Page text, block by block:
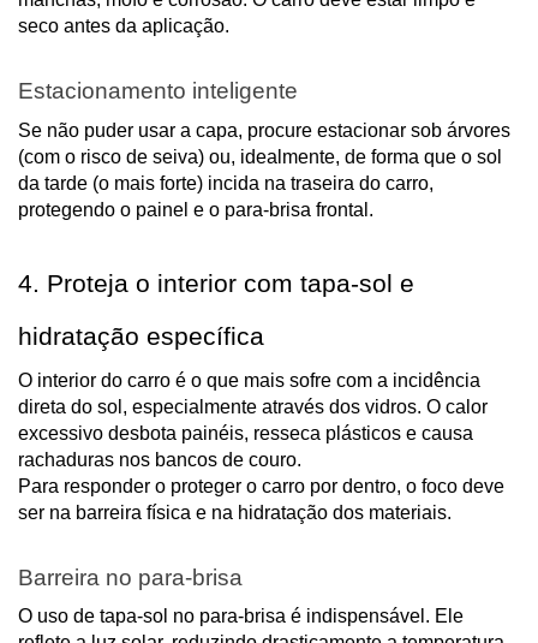
seco antes da aplicação.
Estacionamento inteligente
Se não puder usar a capa, procure estacionar sob árvores
(com o risco de seiva) ou, idealmente, de forma que o sol
da tarde (o mais forte) incida na traseira do carro,
protegendo o painel e o para-brisa frontal.
4. Proteja o interior com tapa-sol e
hidratação específica
O interior do carro é o que mais sofre com a incidência
direta do sol, especialmente através dos vidros. O calor
excessivo desbota painéis, resseca plásticos e causa
rachaduras nos bancos de couro.
Para responder o proteger o carro por dentro, o foco deve
ser na barreira física e na hidratação dos materiais.
Barreira no para-brisa
O uso de tapa-sol no para-brisa é indispensável. Ele